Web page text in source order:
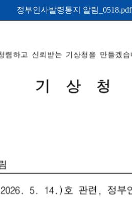
정부인사발령통지 알림_0518.pdf